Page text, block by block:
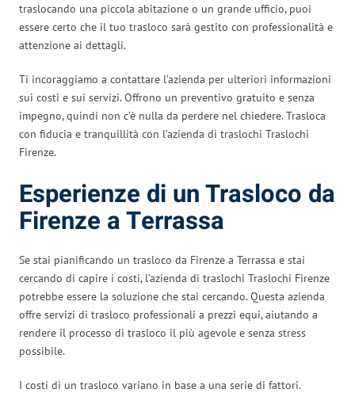
traslocando una piccola abitazione o un grande ufficio, puoi
essere certo che il tuo trasloco sarà gestito con professionalità e
attenzione ai dettagli.
Ti incoraggiamo a contattare l’azienda per ulteriori informazioni
sui costi e sui servizi. Offrono un preventivo gratuito e senza
impegno, quindi non c’è nulla da perdere nel chiedere. Trasloca
con fiducia e tranquillità con l’azienda di traslochi Traslochi
Firenze.
Esperienze di un Trasloco da
Firenze a Terrassa
Se stai pianificando un trasloco da Firenze a Terrassa e stai
cercando di capire i costi, l’azienda di traslochi Traslochi Firenze
potrebbe essere la soluzione che stai cercando. Questa azienda
offre servizi di trasloco professionali a prezzi equi, aiutando a
rendere il processo di trasloco il più agevole e senza stress
possibile.
I costi di un trasloco variano in base a una serie di fattori.